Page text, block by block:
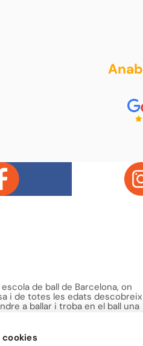
cookies
de ball de Barcelona, on
i de totes les edats descobreix
a ballar i troba en el ball una
ho bé i de compartir